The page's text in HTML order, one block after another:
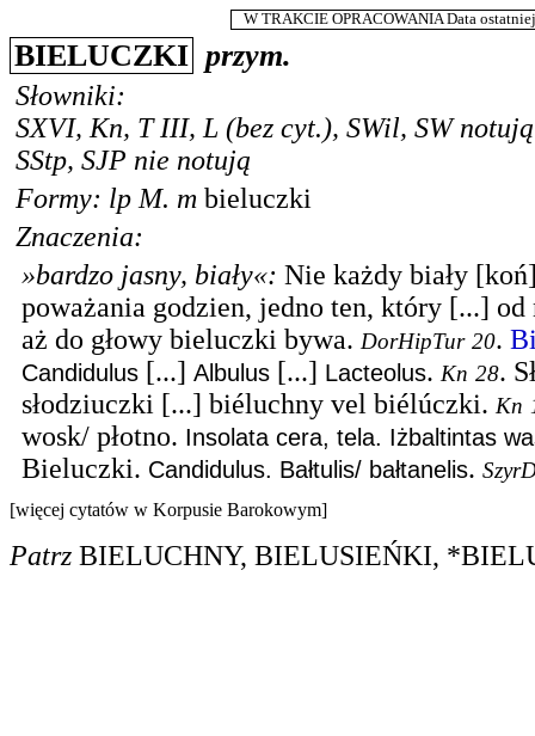
W TRAKCIE OPRACOWANIA Data
BIELUCZKI przym.
Słowniki:
SXVI, Kn, T III, L (bez cyt.), SWil, SWnotują
SStp, SJP nie notują
Formy: lp M. m bieluczki
Znaczenia:
»bardzo jasny, biały«: Nie każdy biały
poważania godzien, jedno ten, który [...] od
aż do głowy bieluczki bywa. DorHipTur 20.
Candidulus [...] Albulus [...] Lacteolus. Kn 28.
słodziuczki [...] biéluchny vel biélúczki. Kn
wosk/ płotno. Insolata cera, tela. Iżbaltintas
Bieluczki. Candidulus. Bałtulis/ bałtanelis.
[więcej cytatów w Korpusie Barokowym]
Patrz BIELUCHNY, BIELUSIEŃKI,